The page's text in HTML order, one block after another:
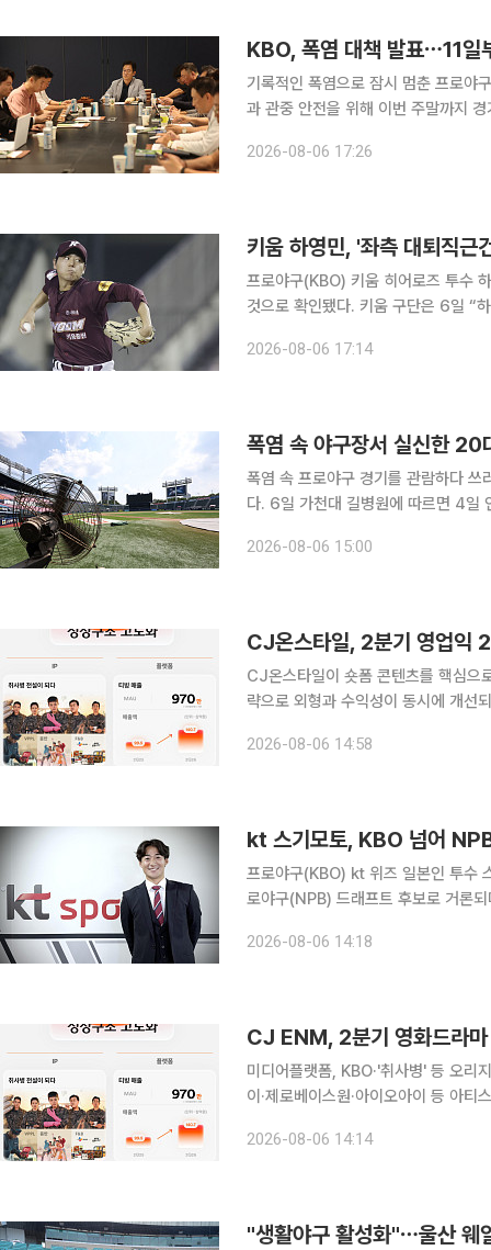
KBO, 폭염 대책 발표⋯11일
기록적인 폭염으로 잠시 멈춘 프로야
과 관중 안전을 위해 이번 주말까지
에서 10개 구단 단장과 프로야구선수
2026-08-06 17:26
키움 하영민, '좌측 대퇴직
프로야구(KBO) 키움 히어로즈 투수
것으로 확인됐다. 키움 구단은 6일 “하영민이 병원 검진 결과 좌측 대퇴직근건염 소견을 받았다”며
밝혔다. 하영민은 전날 좌측 고관
2026-08-06 17:14
폭염 속 야구장서 실신한
폭염 속 프로야구 경기를 관람하다
다. 6일 가천대 길병원에 따르면 4일 인천 SSG랜더스필드에서 열린 SSG 랜더스와 LG 트윈스의
2026-08-06 15:00
CJ온스타일이 숏폼 콘텐츠를 핵심으
략으로 외형과 수익성이 동시에 개선되는 모습이다. 6일 CJ ENM 커
2026-08-06 14:58
kt 스기모토, KBO 넘어
프로야구(KBO) kt 위즈 일본인 투수
로야구(NPB) 드래프트 후보로 거론되며 현지의 주목
고 평가했다. KBO리그 타자들을 상
2026-08-06 14:18
CJ ENM, 2분기 영화드라
미디어플랫폼, KBO·'취사병' 등 오
이·제로베이스원·아이오아이 등 아티스트 인기에 매출 성
문은 적자를 기록했지만, 제작 효율화
2026-08-06 14:14
"생활야구 활성화"⋯울산 웨